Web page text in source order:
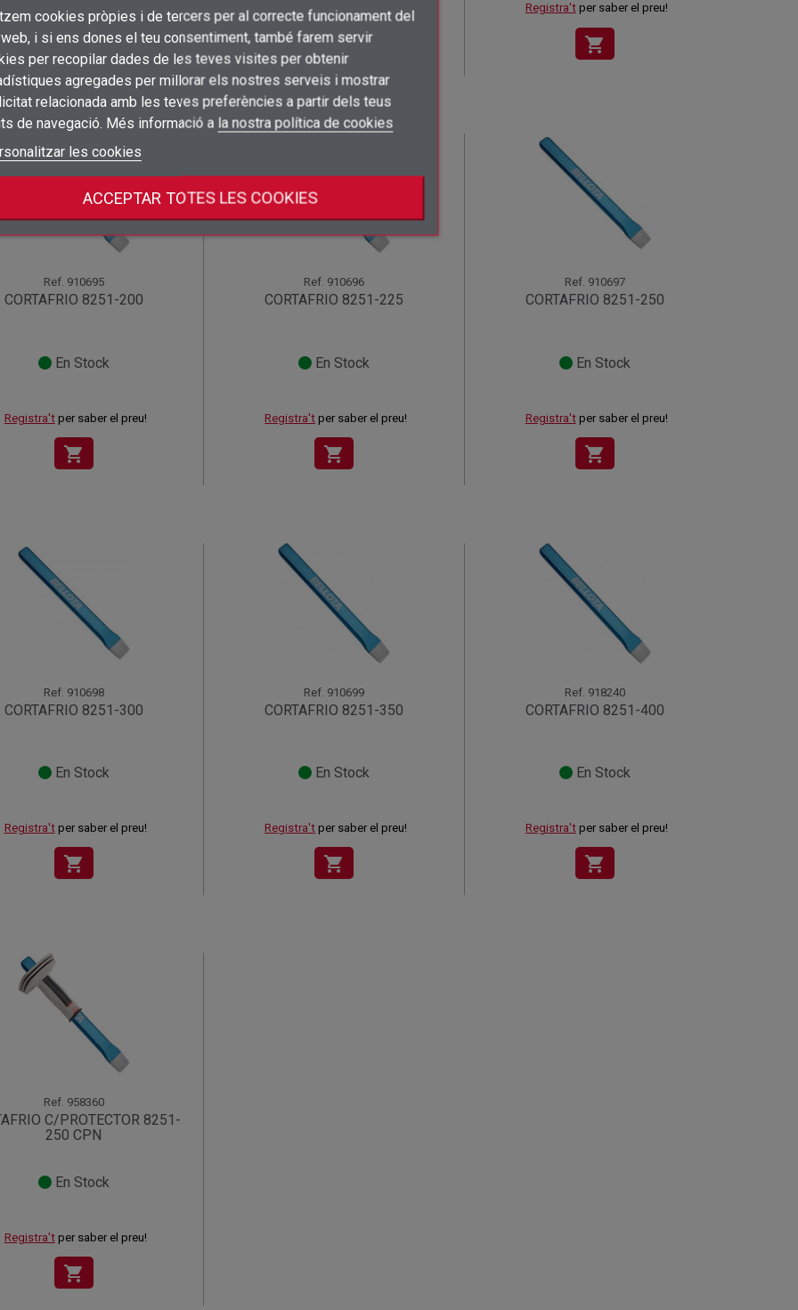
Afegir a la llista de desitjos×
add_circle_outline
Crear una llista de desitjos ×
Nom de la llista de desitjos
Crear una llista de desitjos
((title)) ×
((placeholder))
((cancelText))
se
que connecteu per a desar els productes a la vostra llista de desitjos.
((title)) ×
(( actionText ))
((title)) ×
((renameText))
cookies pròpies i de tercers per al correcte funcionament del
i si ens dones el teu consentiment, també farem servir
per recopilar dades de les teves visites per obtenir
agregades per millorar els nostres serveis i mostrar
relacionada amb les teves preferències a partir dels teus
de navegació. Més informació a la nostra política de cookies
les cookies
ACCEPTAR TOTES LES COOKIES
per saber el preu!
shopping_cart
Registra't per saber el preu!
shopping_cart
Registra'tper saber el preu!
shopping_cart
Ref. 910695
CORTAFRIO 8251-200
En Stock
Registra'tper saber el preu!
shopping_cart
Ref. 910696
CORTAFRIO 8251-225
En Stock
Registra't per saber el preu!
shopping_cart
Ref. 910697
CORTAFRIO 8251-250
En Stock
Registra'tper saber el preu!
shopping_cart
Ref. 910698
CORTAFRIO 8251-300
En Stock
Registra'tper saber el preu!
shopping_cart
Ref. 910699
CORTAFRIO 8251-350
En Stock
Registra't per saber el preu!
shopping_cart
Ref. 918240
CORTAFRIO 8251-400
En Stock
Registra'tper saber el preu!
shopping_cart
Ref. 958360
C/PROTECTOR 8251-
250 CPN
En Stock
Registra'tper saber el preu!
shopping_cart